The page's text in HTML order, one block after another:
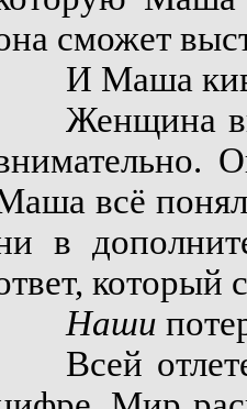
сможет
И Маша
Женщина
всё
в
который
Наши
Всей